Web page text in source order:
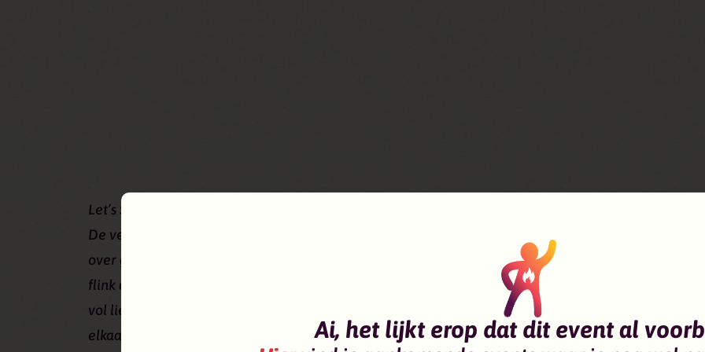
Let’s Start a Fire together!
De verbinding met jezelf, elkaar en de natuur versterken, dat is waar dit festival
over gaat. Drie dagen vol activiteiten, workshops en muziek om dat vuur eens
flink aan te wakkeren. Elke activiteit op het festival wordt door de firestarters
vol liefde en passie begeleid. Let’s start a fire gaat over jezelf en elkaar zien,
elkaar inspireren én met elkaar van alles beleven.Ai, het lijkt erop dat dit event al